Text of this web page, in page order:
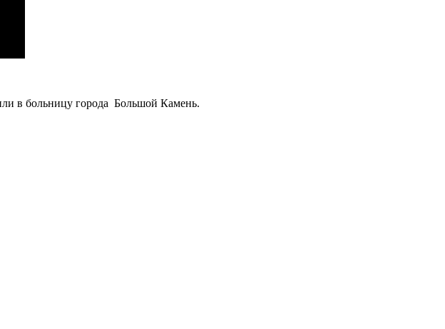
в больницу города Большой Камень.